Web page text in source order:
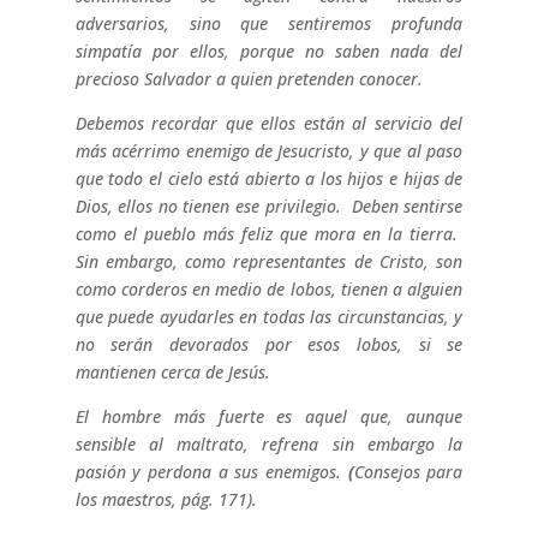
adversarios, sino que sentiremos profunda
simpatía por ellos, porque no saben nada del
precioso Salvador a quien pretenden conocer.
Debemos recordar que ellos están al servicio del
más acérrimo enemigo de Jesucristo, y que al paso
que todo el cielo está abierto a los hijos e hijas de
Dios, ellos no tienen ese privilegio. Deben sentirse
como el pueblo más feliz que mora en la tierra.
Sin embargo, como representantes de Cristo, son
como corderos en medio de lobos, tienen a alguien
que puede ayudarles en todas las circunstancias, y
no serán devorados por esos lobos, si se
mantienen cerca de Jesús.
El hombre más fuerte es aquel que, aunque
sensible al maltrato, refrena sin embargo la
pasión y perdona a sus enemigos. (Consejos para
los maestros, pág. 171).